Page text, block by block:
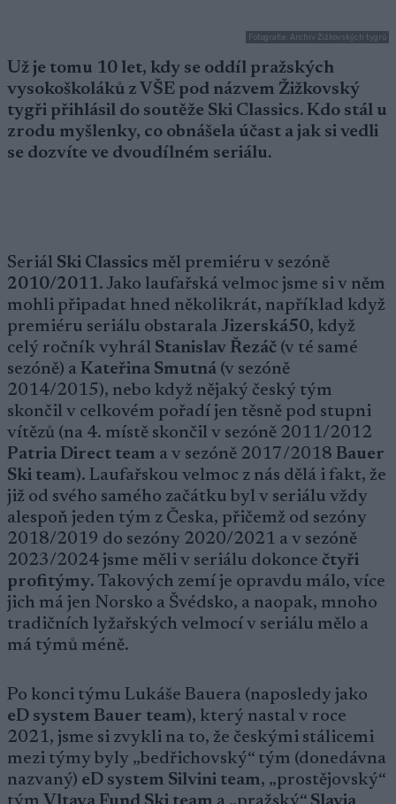
Fotografie: Archiv Žižkovských tygrů
Už je tomu 10 let, kdy se oddíl pražských
vysokoškoláků z VŠE pod názvem Žižkovský
tygři přihlásil do soutěže Ski Classics. Kdo stál u
zrodu myšlenky, co obnášela účast a jak si vedli
se dozvíte ve dvoudílném seriálu.
Seriál Ski Classics měl premiéru v sezóně
2010/2011. Jako laufařská velmoc jsme si v něm
mohli připadat hned několikrát, například když
premiéru seriálu obstarala Jizerská50, když
celý ročník vyhrál Stanislav Řezáč (v té samé
sezóně) a Kateřina Smutná (v sezóně
2014/2015), nebo když nějaký český tým
skončil v celkovém pořadí jen těsně pod stupni
vítězů (na 4. místě skončil v sezóně 2011/2012
Patria Direct team a v sezóně 2017/2018 Bauer
Ski team). Laufařskou velmoc z nás dělá i fakt, že
již od svého samého začátku byl v seriálu vždy
alespoň jeden tým z Česka, přičemž od sezóny
2018/2019 do sezóny 2020/2021 a v sezóně
2023/2024 jsme měli v seriálu dokonce čtyři
profitýmy. Takových zemí je opravdu málo, více
jich má jen Norsko a Švédsko, a naopak, mnoho
tradičních lyžařských velmocí v seriálu mělo a
má týmů méně.
Po konci týmu Lukáše Bauera (naposledy jako
eD system Bauer team), který nastal v roce
2021, jsme si zvykli na to, že českými stálicemi
mezi týmy byly „bedřichovský“ tým (donedávna
nazvaný) eD system Silvini team, „prostějovský“